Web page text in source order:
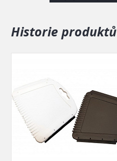
Historie produktů